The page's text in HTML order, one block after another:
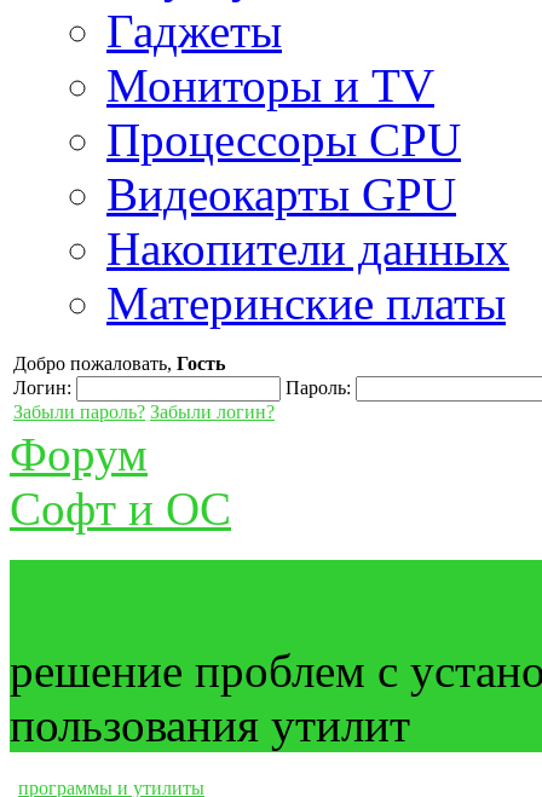
Гаджеты
Мониторы и TV
Процессоры CPU
Видеокарты GPU
Накопители данных
Материнские платы
Добро пожаловать, Гость
Логин:
Пароль:
Забыли пароль? Забыли логин?
Форум
Cофт и ОС
решение проблем с
пользования утилит
программы и утилиты